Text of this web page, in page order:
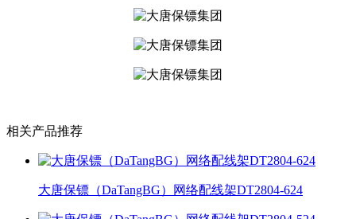
相关产品推荐
大唐保镖（DaTangBG）网络配线架DT2804-624